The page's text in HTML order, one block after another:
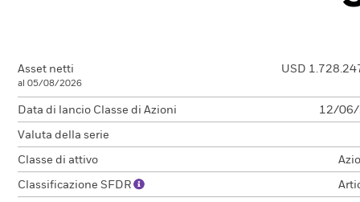
Asset netti
al 05/08/2026
USD
Data di lancio Classe di Azioni 12/06/
Valuta della serie
Classe di attivo
Classificazione SFDR